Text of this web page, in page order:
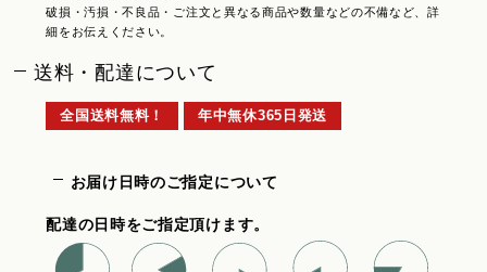
破損・汚損・不良品・ご注文と異なる商品や数量などの不備など、詳
細をお伝えください。
送料・配達について
全国送料無料！ 年中無休365日発送
お届け日時のご指定について
配達の日時をご指定頂けます。